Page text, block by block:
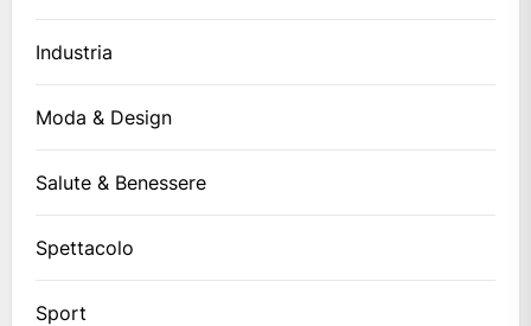
Industria
Moda & Design
Salute & Benessere
Spettacolo
Sport